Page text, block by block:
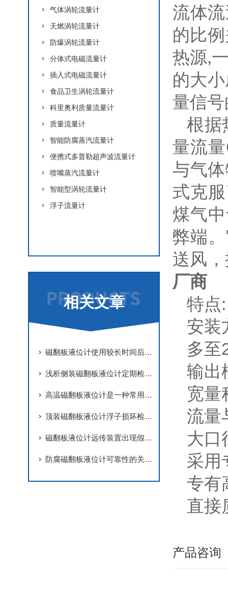
气体涡轮流量计
天燃涡轮流量计
防爆涡轮流量计
分体式电磁流量计
插入式电磁流量计
食品卫生涡轮流量计
科里奥利质量流量计
质量流量计
智能防腐蒸汽流量计
便携式多普勒超声波流量计
喷嘴蒸汽流量计
智能型涡轮流量计
浮子流量计
相关文章
磁翻板液位计使用较长时间后正确地维护与保养很重要
浅析侧装磁翻板液位计定期检验与缺陷分析的重要性
高温磁翻板液位计是一种常用于测量高温介质液位的仪器
顶装磁翻板液位计浮子损坏检修出现的意外情况的防范措施
磁翻板液位计远传装置出现假液位的解决方案
防腐磁翻板液位计可靠性的关键要素
流体
的比
热源,
的大
量信
根据
量流
与气
式克
煤气
弊端
送风
厂商
特点:
安装
多至
输出
宽量
流量
大口
采用
专有
直接
产品咨询